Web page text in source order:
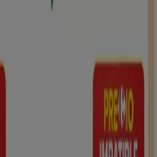
la empresa
las compras locales